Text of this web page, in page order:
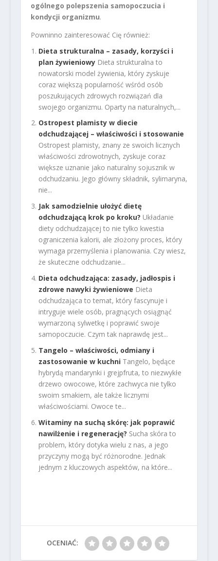
ogólnego polepszenia samopoczucia i
kondycji organizmu.
Powninno zainteresować Cię również:
Dieta strukturalna – zasady, korzyści i
plan żywieniowy Dieta strukturalna to
nowatorski model żywienia, który zyskuje
coraz większą popularność wśród osób
poszukujących zdrowych rozwiązań dla
swojego organizmu. Oparty na naturalnych,...
Ostropest plamisty w diecie
odchudzającej – właściwości i stosowanie
Ostropest plamisty, znany ze swoich licznych
właściwości zdrowotnych, zyskuje coraz
większe uznanie jako naturalny sojusznik w
odchudzaniu. Jego główny składnik, sylimaryna,
nie...
Jak samodzielnie ułożyć dietę
odchudzającą krok po kroku? Układanie
diety odchudzającej to nie tylko kwestia
ograniczenia kalorii, ale złożony proces, który
wymaga przemyślenia i planowania. Czy wiesz,
że skuteczne odchudzanie...
Dieta odchudzająca: zasady, jadłospis i
zdrowe nawyki żywieniowe Dieta
odchudzająca to temat, który fascynuje i
intryguje wiele osób, pragnących osiągnąć
wymarzoną sylwetkę i poprawić swoje
samopoczucie. Czym tak naprawdę jest...
Tangelo – właściwości, odmiany i
zastosowanie w kuchni Tangelo, będące
hybrydą mandarynki i grejpfruta, to niezwykłe
drzewo owocowe, które zachwyca nie tylko
swoim smakiem, ale także licznymi
właściwościami. Owoce te...
Witaminy na suchą skórę: jak poprawić
nawilżenie i regenerację? Sucha skóra to
problem, który dotyka wielu z nas, a jego
przyczyny mogą być różnorodne. Jednak
jednym z kluczowych aspektów, na które...
OCENIAĆ: